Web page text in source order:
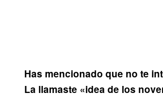
Has mencionado que no te
La llamaste «idea de los